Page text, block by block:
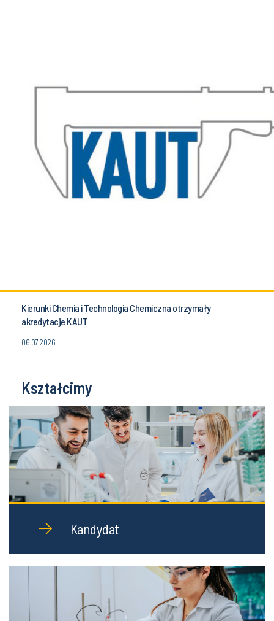
akredytacje KAUT
06.07.2026
Kandydat